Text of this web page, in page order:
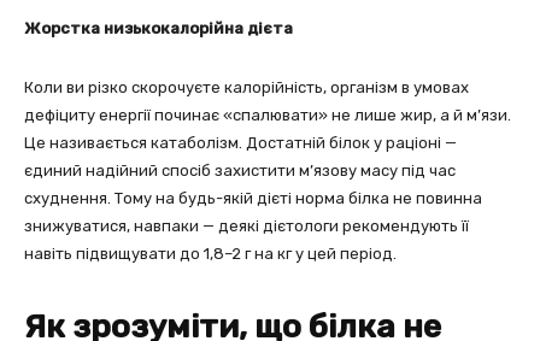
Жорстка низькокалорійна дієта
Коли ви різко скорочуєте калорійність, організм в умовах
дефіциту енергії починає «спалювати» не лише жир, а й м’язи.
Це називається катаболізм. Достатній білок у раціоні —
єдиний надійний спосіб захистити м’язову масу під час
схуднення. Тому на будь-якій дієті норма білка не повинна
знижуватися, навпаки — деякі дієтологи рекомендують її
навіть підвищувати до 1,8–2 г на кг у цей період.
Як зрозуміти, що білка не